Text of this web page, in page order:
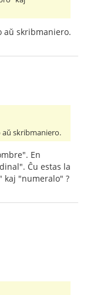
aŭ skribmaniero.
skribmaniero.
En
Ĉu estas la
kaj "numeralo" ?